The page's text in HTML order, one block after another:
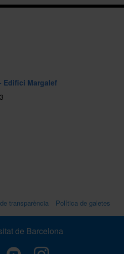
Edifici Margalef
transparència Política de galetes
de Barcelona